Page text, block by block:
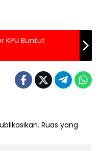
KPU Buntut
Ruas yang